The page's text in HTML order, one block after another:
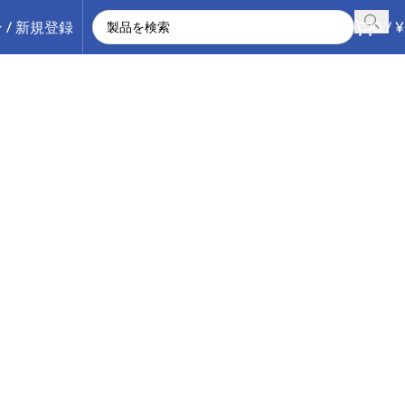
/ 新規登録 0 / ¥